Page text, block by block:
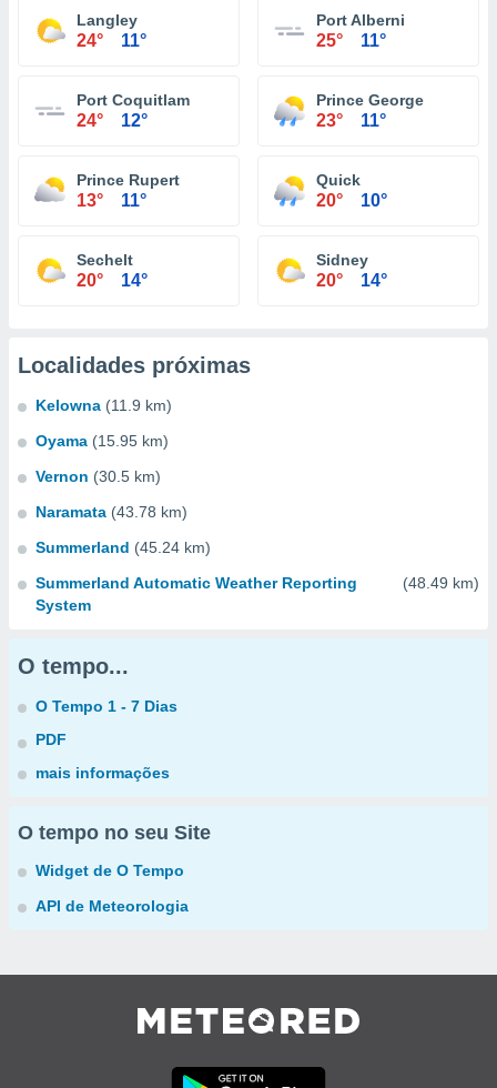
Langley
24° 11°
Port Alberni
25° 11°
Port Coquitlam
24° 12°
Prince George
23° 11°
Prince Rupert
13° 11°
Quick
20° 10°
Sechelt
20° 14°
Sidney
20° 14°
Localidades próximas
Kelowna (11.9 km)
Oyama (15.95 km)
Vernon (30.5 km)
Naramata (43.78 km)
Summerland (45.24 km)
Summerland Automatic Weather Reporting
System
(48.49 km)
O tempo...
O Tempo 1 - 7 Dias
PDF
mais informações
O tempo no seu Site
Widget de O Tempo
API de Meteorologia